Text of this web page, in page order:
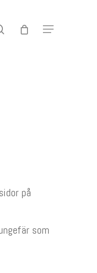
search Menu
på
som